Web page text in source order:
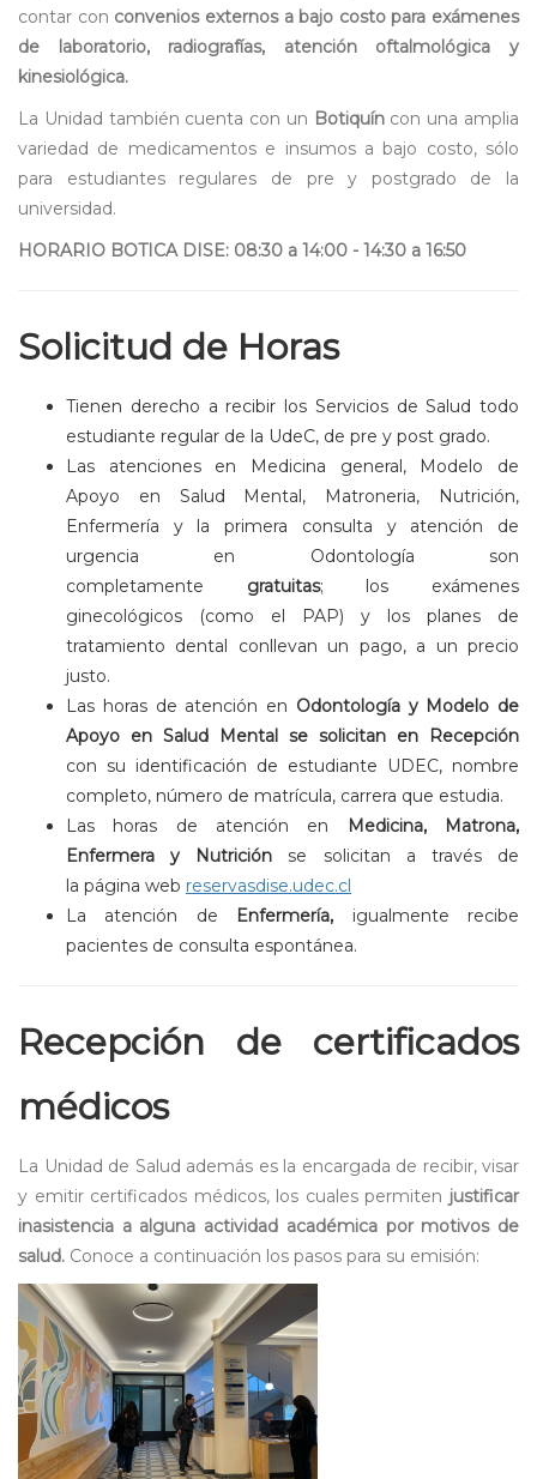
contar con convenios externos a bajo costo para exámenes
de laboratorio, radiografías, atención oftalmológica y
kinesiológica.
La Unidad también cuenta con un Botiquíncon una amplia
variedad de medicamentos e insumos a bajo costo, sólo
para estudiantes regulares de pre y postgrado de la
universidad.
HORARIO BOTICA DISE: 08:30 a 14:00 - 14:30 a 16:50
Solicitud de Horas
Tienen derecho a recibir los Servicios de Salud todo
estudiante regular de la UdeC, de pre y post grado.
Las atenciones en Medicina general, Modelo de
Apoyo en Salud Mental, Matroneria, Nutrición,
Enfermería y la primera consulta y atención de
urgencia en Odontología son
completamente gratuitas; los exámenes
ginecológicos (como el PAP) y los planes de
tratamiento dental conllevan un pago, a un precio
justo.
Las horas de atención en Odontología y Modelo de
Apoyo en Salud Menta​l se solicitan en Recepción
con su identificación de estudiante UDEC, nombre
completo, número de matrícula, carrera que estudia.
Las horas de atención en
Medicina, Matrona,
Enfermera y Nutrición se solicitan a través de
la página web reservasdise.udec.cl
La atención de Enfermería, igualmente
recibe
pacientes de consulta espontánea.
Recepción de certificados
médicos
La Unidad de Salud además es la encargada de recibir, visar
y emitir certificados médicos, los cuales permiten justificar
inasistencia a alguna actividad académica por motivos de
salud. Conoce a continuación los pasos para su emisión: